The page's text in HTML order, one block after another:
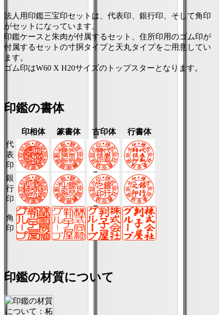
法人用印鑑三宝印セットは、代表印、銀行印、そして角印
がセットになっています。
印鑑ケースと朱肉が付属するセット、住所印用のゴム印が
付属するセットの寸胴タイプと天丸タイプをご用意してい
ます。
ゴム印はW60 X H20サイズのトップスターとなります。
印鑑の書体
印相体 篆書体 古印体
行書体
代
表
印
銀
行
印
角
印
印鑑の材質について